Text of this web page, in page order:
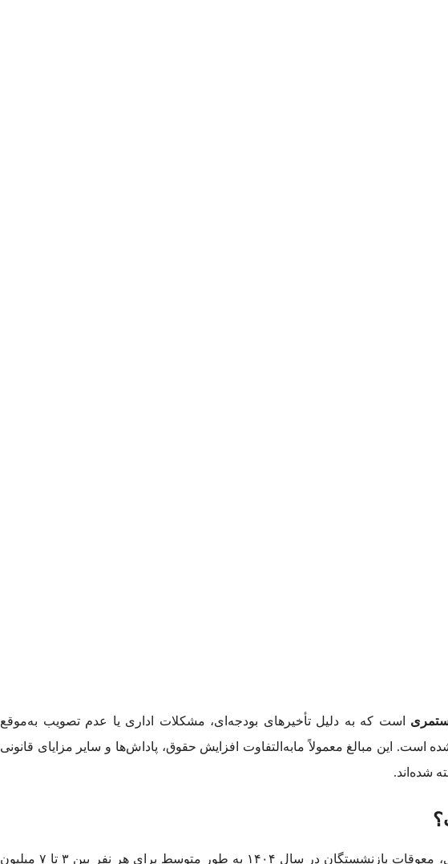
است که به دلیل تأخیرهای بودجه‌ای، مشکلات اداری یا عدم تصویب به‌موقع
است. این مبالغ معمولاً مابه‌التفاوت افزایش حقوق، پاداش‌ها و سایر مزایای قانونی
شده‌اند.
بر اساس اعلام سازمان تأمین اجتماعی، معوقات بازنشستگان در سال ۱۴۰۴ به طور متوسط برای هر نفر بین ۳ تا ۷ میلیون